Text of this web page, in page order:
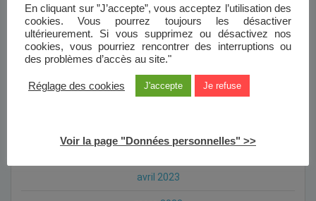
janvier 2024
novembre 2023
septembre 2023
mai 2023
avril 2023
En cliquant sur ”J’accepte”, vous acceptez l’utilisation des
cookies. Vous pourrez toujours les désactiver
ultérieurement. Si vous supprimez ou désactivez nos
cookies, vous pourriez rencontrer des interruptions ou
des problèmes d’accès au site."
Réglage des cookies J'accepte Je refuse
Voir la page "Données personnelles" >>